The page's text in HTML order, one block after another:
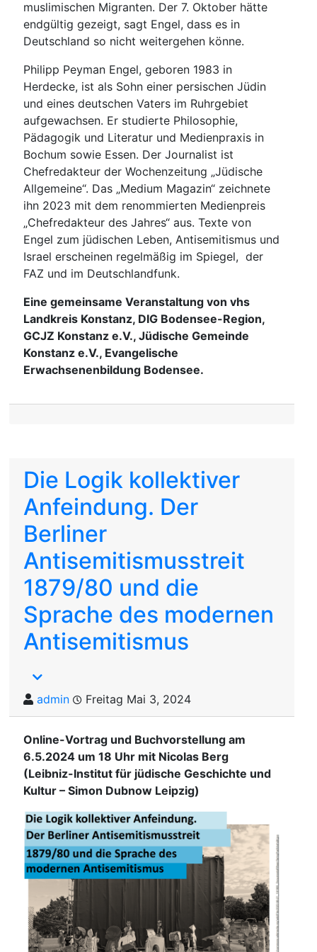
muslimischen Migranten. Der 7. Oktober hätte
endgültig gezeigt, sagt Engel, dass es in
Deutschland so nicht weitergehen könne.
Philipp Peyman Engel, geboren 1983 in
Herdecke, ist als Sohn einer persischen Jüdin
und eines deutschen Vaters im Ruhrgebiet
aufgewachsen. Er studierte Philosophie,
Pädagogik und Literatur und Medienpraxis in
Bochum sowie Essen. Der Journalist ist
Chefredakteur der Wochenzeitung „Jüdische
Allgemeine“. Das „Medium Magazin“ zeichnete
ihn 2023 mit dem renommierten Medienpreis
„Chefredakteur des Jahres“ aus. Texte von
Engel zum jüdischen Leben, Antisemitismus und
Israel erscheinen regelmäßig im Spiegel, der
FAZ und im Deutschlandfunk.
Eine gemeinsame Veranstaltung von vhs
Landkreis Konstanz, DIG Bodensee-Region,
GCJZ Konstanz e.V., Jüdische Gemeinde
Konstanz e.V., Evangelische
Erwachsenenbildung Bodensee.
Die Logik kollektiver
Anfeindung. Der
Berliner
Antisemitismusstreit
1879/80 und die
Sprache des modernen
Antisemitismus
admin Freitag Mai 3, 2024
Online-Vortrag und Buchvorstellung am
6.5.2024 um 18 Uhr mit Nicolas Berg
(Leibniz-Institut für jüdische Geschichte und
Kultur – Simon Dubnow Leipzig)